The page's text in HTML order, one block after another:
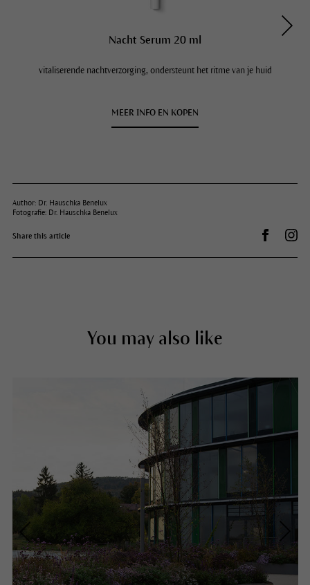
Nacht Serum 20 ml
vitaliserende nachtverzorging, ondersteunt het ritme van je huid
MEER INFO EN KOPEN
Author: Dr. Hauschka Benelux
Fotografie: Dr. Hauschka Benelux
Share this article Auf
You may also like